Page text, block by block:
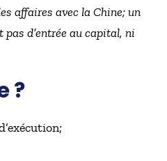
affaires avec la Chine; un
d’entrée au capital, ni
?